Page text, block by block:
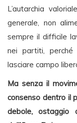
L’autarchia
generale, non
sempre il difficile
nei partiti, perché
lasciare campo
Ma senza il
consenso dentro il
debole, ostaggio